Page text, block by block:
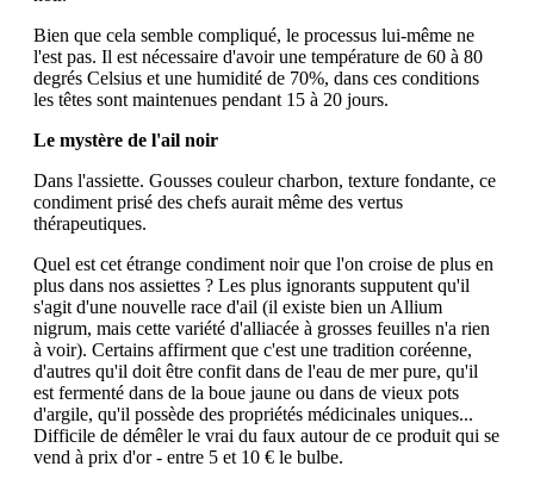
Bien que cela semble compliqué, le processus lui-même ne
l'est pas. Il est nécessaire d'avoir une température de 60 à 80
degrés Celsius et une humidité de 70%, dans ces conditions
les têtes sont maintenues pendant 15 à 20 jours.
Le mystère de l'ail noir
Dans l'assiette. Gousses couleur charbon, texture fondante, ce
condiment prisé des chefs aurait même des vertus
thérapeutiques.
Quel est cet étrange condiment noir que l'on croise de plus en
plus dans nos assiettes ? Les plus ignorants supputent qu'il
s'agit d'une nouvelle race d'ail (il existe bien un Allium
nigrum, mais cette variété d'alliacée à grosses feuilles n'a rien
à voir). Certains affirment que c'est une tradition coréenne,
d'autres qu'il doit être confit dans de l'eau de mer pure, qu'il
est fermenté dans de la boue jaune ou dans de vieux pots
d'argile, qu'il possède des propriétés médicinales uniques...
Difficile de démêler le vrai du faux autour de ce produit qui se
vend à prix d'or - entre 5 et 10 € le bulbe.